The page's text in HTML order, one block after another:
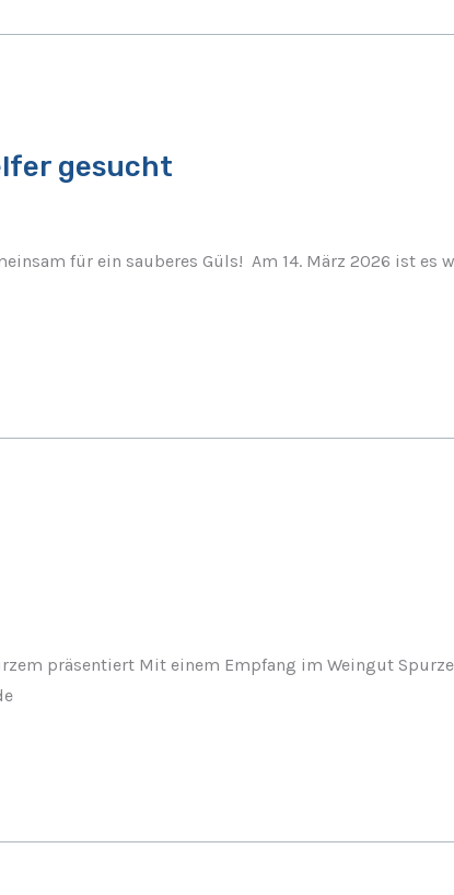
gesucht
für ein sauberes Güls! Am 14. März 2026 ist es
präsentiert Mit einem Empfang im Weingut